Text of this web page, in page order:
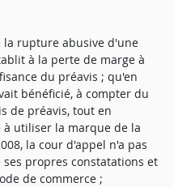
la rupture abusive d'une
à la perte de marge à
du préavis ; qu'en
bénéficié, à compter du
de préavis, tout en
utiliser la marque de la
la cour d'appel n'a pas
propres constatations et
de commerce ;